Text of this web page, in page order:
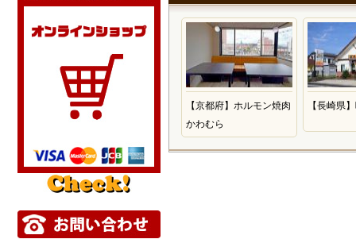
【京都府】ホルモン焼肉
かわむら
【長崎県